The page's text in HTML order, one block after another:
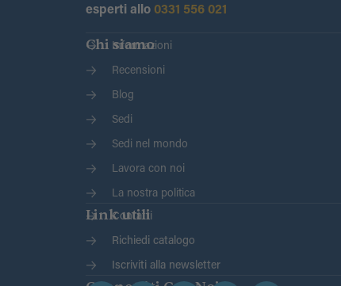
esperti allo 0331 556 021
Chi siamo
Informazioni
Recensioni
Blog
Sedi
Sedi nel mondo
Lavora con noi
La nostra politica
Link utili
Contatti
Richiedi catalogo
Iscriviti alla newsletter